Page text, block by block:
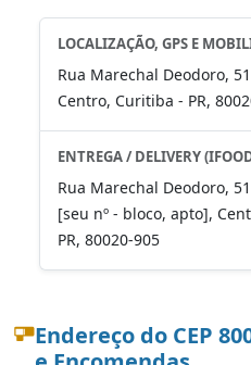
LOCALIZAÇÃO, GPS E
Rua Marechal Deodoro,
Centro, Curitiba - PR,
ENTREGA / DELIVERY
Rua Marechal Deodoro,
[seu nº - bloco, apto],
PR, 80020-905
Endereço do CEP